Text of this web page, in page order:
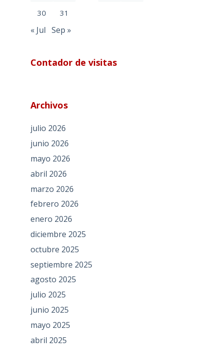
30 31
« Jul Sep »
Contador de visitas
Archivos
julio 2026
junio 2026
mayo 2026
abril 2026
marzo 2026
febrero 2026
enero 2026
diciembre 2025
octubre 2025
septiembre 2025
agosto 2025
julio 2025
junio 2025
mayo 2025
abril 2025